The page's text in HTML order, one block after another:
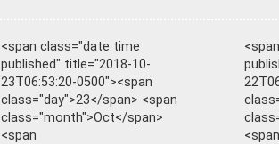
<span class="date time
published" title="2018-10-
23T06:53:20-0500"><span
class="day">23</span> <span
class="month">Oct</span>
<span
<span